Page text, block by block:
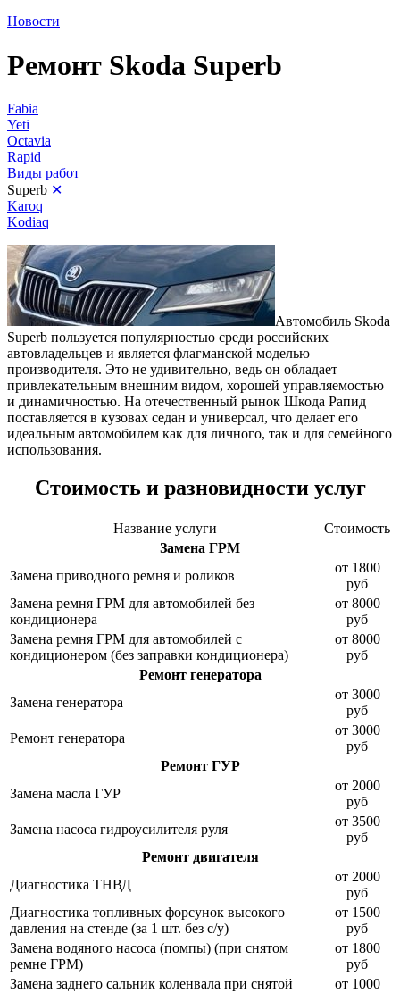
Новости
Ремонт Skoda Superb
Fabia
Yeti
Octavia
Rapid
Виды работ
Superb ✕
Karoq
Kodiaq
Автомобиль Skoda
Superb пользуется популярностью среди российских
автовладельцев и является флагманской моделью
производителя. Это не удивительно, ведь он обладает
привлекательным внешним видом, хорошей управляемостью
и динамичностью. На отечественный рынок Шкода Рапид
поставляется в кузовах седан и универсал, что делает его
идеальным автомобилем как для личного, так и для семейного
использования.
Стоимость и разновидности услуг
Название услуги
Стоимость
Замена ГРМ
Замена приводного ремня и роликов
от 1800
руб
Замена ремня ГРМ для автомобилей без
кондиционера
от 8000
руб
Замена ремня ГРМ для автомобилей с
кондиционером (без заправки кондиционера)
от 8000
руб
Ремонт генератора
Замена генератора
от 3000
руб
Ремонт генератора
от 3000
руб
Ремонт ГУР
Замена масла ГУР
от 2000
руб
Замена насоса гидроусилителя руля
от 3500
руб
Ремонт двигателя
Диагностика ТНВД
от 2000
руб
Диагностика топливных форсунок высокого
давления на стенде (за 1 шт. без с/у)
от 1500
руб
Замена водяного насоса (помпы) (при снятом
ремне ГРМ)
от 1800
руб
Замена заднего сальник коленвала при снятой
от 1000